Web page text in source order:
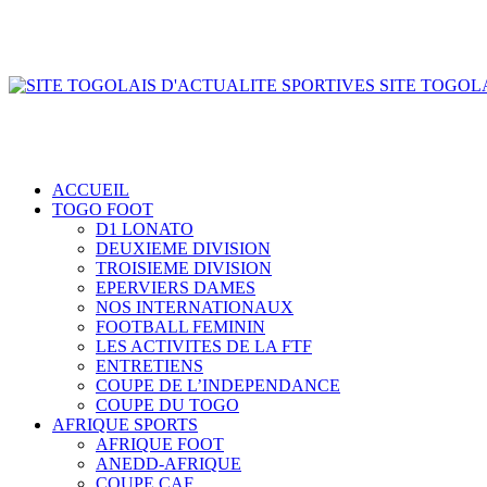
SITE
ACCUEIL
TOGO FOOT
D1 LONATO
DEUXIEME DIVISION
TROISIEME DIVISION
EPERVIERS DAMES
NOS INTERNATIONAUX
FOOTBALL FEMININ
LES ACTIVITES DE LA FTF
ENTRETIENS
COUPE DE L’INDEPENDANCE
COUPE DU TOGO
AFRIQUE SPORTS
AFRIQUE FOOT
ANEDD-AFRIQUE
COUPE CAF